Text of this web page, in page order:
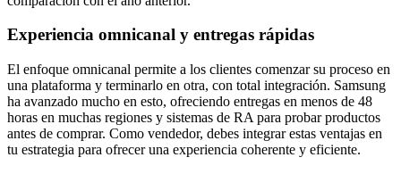
Experiencia omnicanal y entregas rápidas
El enfoque omnicanal permite a los clientes comenzar su proceso en
una plataforma y terminarlo en otra, con total integración. Samsung
ha avanzado mucho en esto, ofreciendo entregas en menos de 48
horas en muchas regiones y sistemas de RA para probar productos
antes de comprar. Como vendedor, debes integrar estas ventajas en
tu estrategia para ofrecer una experiencia coherente y eficiente.